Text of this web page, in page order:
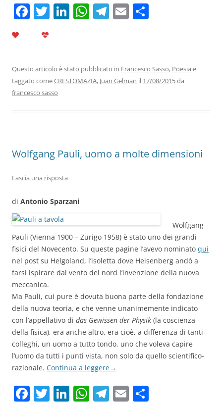
F
b
o
T Li
dI
n
W
A
p
T
a
m
E
vi
di
Questo articolo è stato pubblicato in Francesco Sasso, Poesia e
taggato comeCRESTOMAZIA, Juan Gelman il 17/08/2015da
francesco sasso
Wolfgang Pauli, uomo a molte dimensioni
Lascia una risposta
di Antonio Sparzani
Wolfgang
Pauli (Vienna 1900 – Zurigo 1958) è stato uno dei grandi
fisici del Novecento. Su queste pagine l’avevo nominato qui
nel post su Helgoland, l’isoletta dove Heisenberg andò a
farsi ispirare dal vento del nord l’invenzione della nuova
meccanica.
Ma Pauli, cui pure è dovuta buona parte della fondazione
della nuova teoria, e che venne unanimemente indicato
con l’appellativo di das Gewissen der Physik (la coscienza
della fisica), era anche altro, era cioè, a differenza di tanti
colleghi, un uomo a tutto tondo, uno che voleva capire
l’uomo da tutti i punti vista, non solo da quello scientifico-
razionale. Continua a leggere→
F T Li W T E